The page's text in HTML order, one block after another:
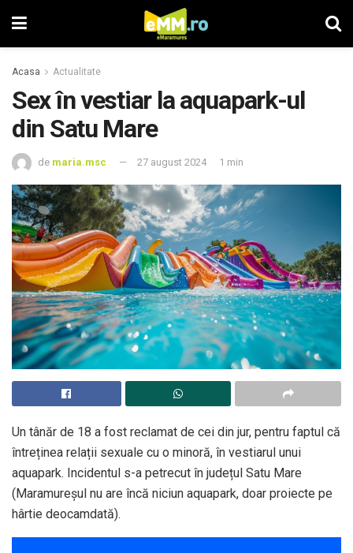
Acasa Actualitate
Sex în vestiar la aquapark-ul
din Satu Mare
de maria.msc 27 august 2024 1 min
Un tânăr de 18 a fost reclamat de cei din jur, pentru faptul că
întreținea relații sexuale cu o minoră, în vestiarul unui
aquapark. Incidentul s-a petrecut în județul Satu Mare
(Maramureșul nu are încă niciun aquapark, doar proiecte pe
hârtie deocamdată).